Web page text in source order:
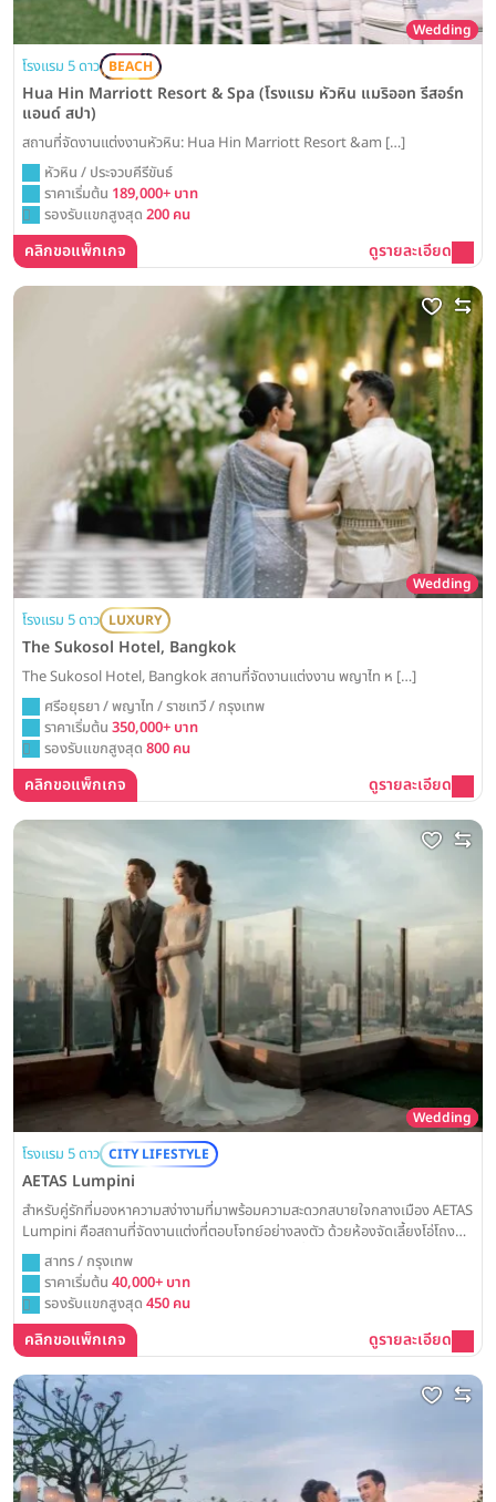
Wedding
โรงแรม 5 ดาว BEACH
Hua Hin Marriott Resort & Spa (โรงแรม หัวหิน แมริออท รีสอร์ท
แอนด์ สปา)
สถานที่จัดงานแต่งงานหัวหิน: Hua Hin Marriott Resort &am […]
หัวหิน / ประจวบคีรีขันธ์
ราคาเริ่มต้น 189,000+ บาท
รองรับแขกสูงสุด 200 คน
คลิกขอแพ็กเกจ ดูรายละเอียด
Wedding
โรงแรม 5 ดาว LUXURY
The Sukosol Hotel, Bangkok
The Sukosol Hotel, Bangkok สถานที่จัดงานแต่งงาน พญาไท ห […]
ศรีอยุธยา / พญาไท / ราชเทวี / กรุงเทพ
ราคาเริ่มต้น 350,000+ บาท
รองรับแขกสูงสุด 800 คน
คลิกขอแพ็กเกจ ดูรายละเอียด
Wedding
โรงแรม 5 ดาว CITY LIFESTYLE
AETAS Lumpini
สำหรับคู่รักที่มองหาความสง่างามที่มาพร้อมความสะดวกสบายใจกลางเมือง AETAS
Lumpini คือสถานที่จัดงานแต่งที่ตอบโจทย์อย่างลงตัว ด้วยห้องจัดเลี้ยงโอ่โถงที่
พร้อมรองรับทุกความต้องการ และทีมงานมืออาชีพที่พร้อมดูแลวันสำคัญของคุณ
สาทร / กรุงเทพ
ราคาเริ่มต้น 40,000+ บาท
รองรับแขกสูงสุด 450 คน
คลิกขอแพ็กเกจ ดูรายละเอียด